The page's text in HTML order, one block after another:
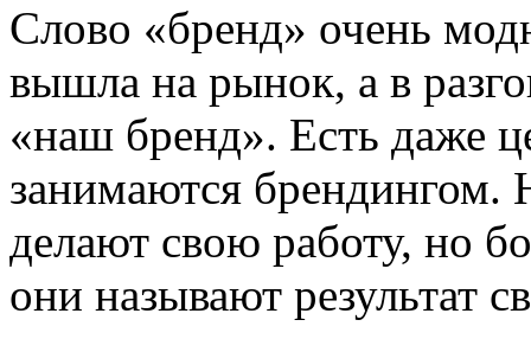
Слово «бренд» очень
вышла на рынок, а в
«наш бренд». Есть даже
занимаются брендингом.
делают свою работу, но
они называют результат